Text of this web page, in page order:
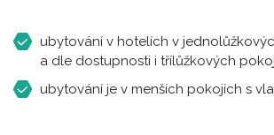
ubytování v hotelích v
a dle dostupnosti i třílůžkových
ubytování je v menších pokojích s